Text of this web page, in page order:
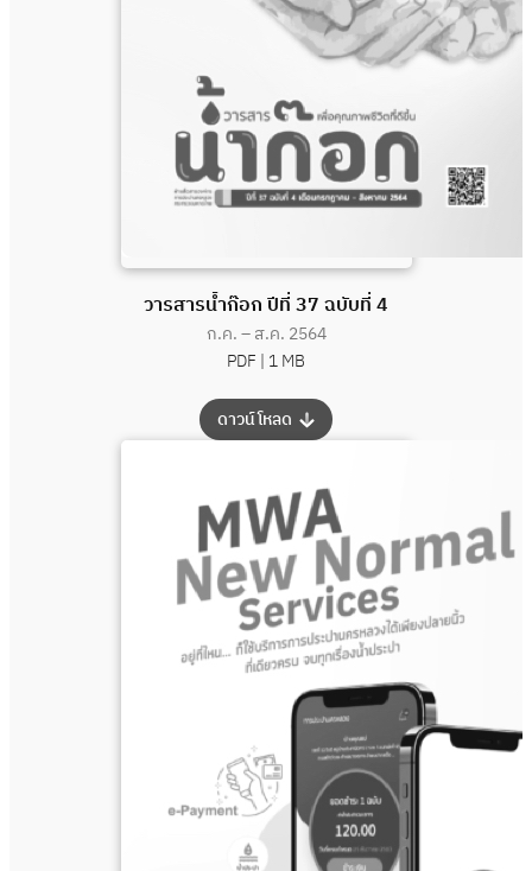
วารสารน้ำก๊อก ปีที่ 37 ฉบับที่ 4
ก.ค. – ส.ค. 2564
PDF | 1 MB
ดาวน์โหลด
:
วารสาร
ก๊อก
ปี
ที่
ฉบับ